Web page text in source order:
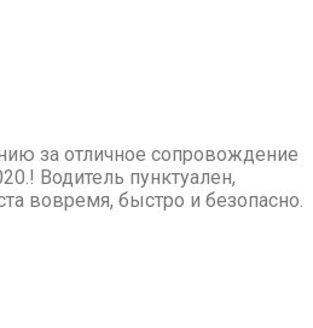
за отличное сопровождение
Водитель пунктуален,
вовремя, быстро и безопасно.